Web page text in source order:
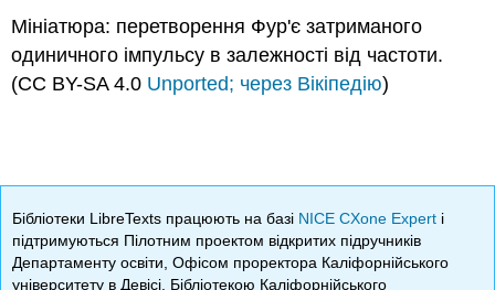
Мініатюра: перетворення Фур'є затриманого
одиничного імпульсу в залежності від частоти.
(CC BY-SA 4.0 Unported; через Вікіпедію)
Бібліотеки LibreTexts працюють на базі NICE CXone Expert і
підтримуються Пілотним проектом відкритих підручників
Департаменту освіти, Офісом проректора Каліфорнійського
університету в Девісі, Бібліотекою Каліфорнійського